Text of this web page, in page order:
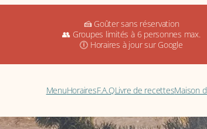
🍰 Goûter sans réservation
👥 Groupes limités à 6 personnes max.
🕕 Horaires à jour sur Google
MenuHorairesF.A.QLivre de recettesMaison